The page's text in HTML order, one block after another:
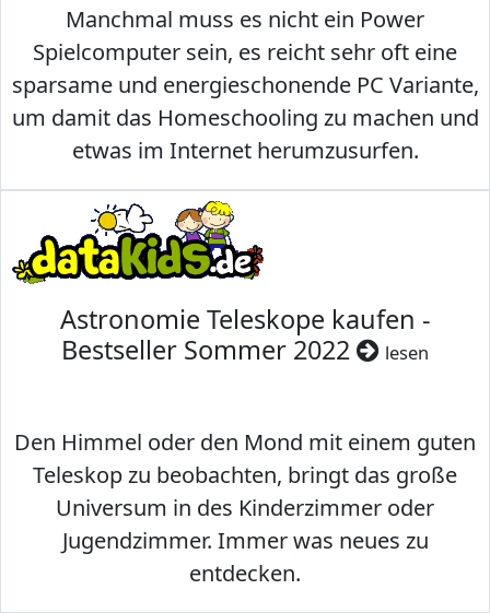
Manchmal muss es nicht ein Power
Spielcomputer sein, es reicht sehr oft eine
sparsame und energieschonende PC Variante,
um damit das Homeschooling zu machen und
etwas im Internet herumzusurfen.
Astronomie Teleskope kaufen -
Bestseller Sommer 2022
lesen
Den Himmel oder den Mond mit einem guten
Teleskop zu beobachten, bringt das große
Universum in des Kinderzimmer oder
Jugendzimmer. Immer was neues zu
entdecken.